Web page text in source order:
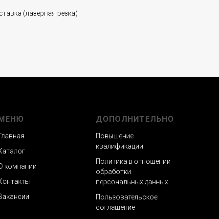
(лазерная резка)
компании
ДОПОЛНИТЕЛЬНО
Повышение
квалификации
Политика в отношении
обработки
персональных данных
Пользовательское
соглашение